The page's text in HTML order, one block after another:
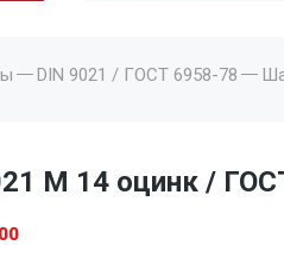
DIN 9021 / ГОСТ 6958-78
M 14 оцинк /